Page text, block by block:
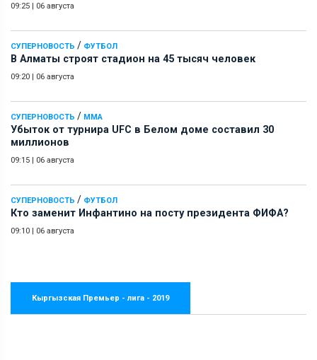
09:25 | 06 августа
СУПЕРНОВОСТЬ / ФУТБОЛ
В Алматы строят стадион на 45 тысяч человек
09:20 | 06 августа
СУПЕРНОВОСТЬ / ММА
Убыток от турнира UFC в Белом доме составил 30
миллионов
09:15 | 06 августа
СУПЕРНОВОСТЬ / ФУТБОЛ
Кто заменит Инфантино на посту президента ФИФА?
09:10 | 06 августа
Кыргызская Премьер - лига - 2019